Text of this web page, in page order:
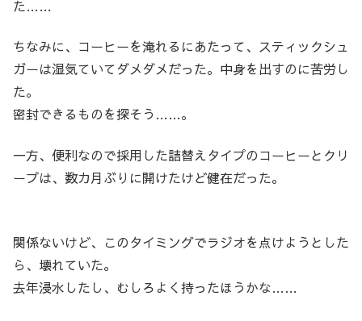
た……
ちなみに、コーヒーを淹れるにあたって、スティックシュ
ガーは湿気ていてダメダメだった。中身を出すのに苦労し
た。
密封できるものを探そう……。
一方、便利なので採用した詰替えタイプのコーヒーとクリ
ープは、数カ月ぶりに開けたけど健在だった。
関係ないけど、このタイミングでラジオを点けようとした
ら、壊れていた。
去年浸水したし、むしろよく持ったほうかな……